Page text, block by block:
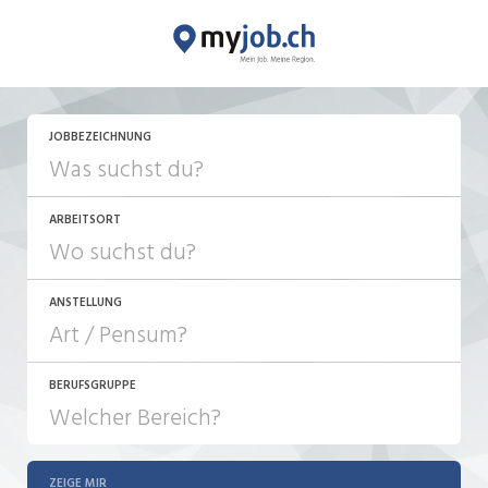
JOBBEZEICHNUNG
ARBEITSORT
ANSTELLUNG
JOB-TYP
Festanstellung
BERUFSGRUPPE
ZEIGE MIR